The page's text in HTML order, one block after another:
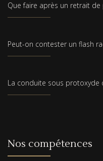
Que faire après un retrait de
Peut-on contester un flash
La conduite sous protoxyde
Nos compétences